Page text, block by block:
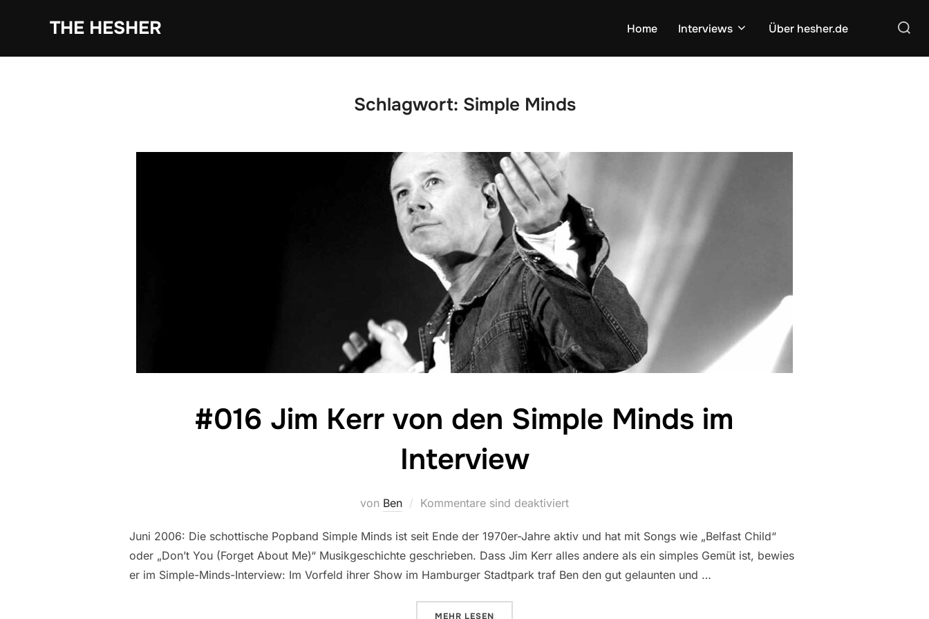
THE HESHER Home Interviews Über hesher.de
Schlagwort: Simple Minds
#016 Jim Kerr von den Simple Minds im
Interview
von Ben Kommentare sind deaktiviert
Juni 2006: Die schottische Popband Simple Minds ist seit Ende der 1970er-Jahre aktiv und hat mit Songs wie „Belfast Child“
oder „Don’t You (Forget About Me)“ Musikgeschichte geschrieben. Dass Jim Kerr alles andere als ein simples Gemüt ist, bewies
er im Simple-Minds-Interview: Im Vorfeld ihrer Show im Hamburger Stadtpark traf Ben den gut gelaunten und …
MEHR LESEN